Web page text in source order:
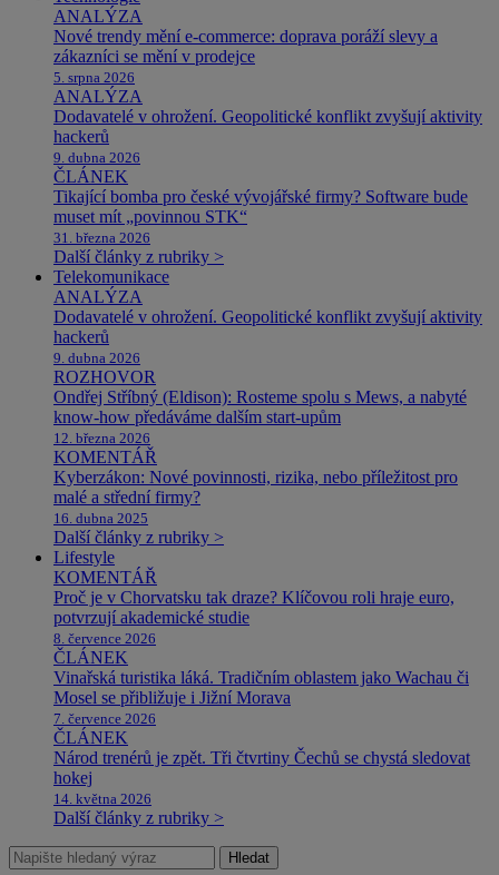
ANALÝZA
Nové trendy mění e-commerce: doprava poráží slevy a
zákazníci se mění v prodejce
5. srpna 2026
ANALÝZA
Dodavatelé v ohrožení. Geopolitické konflikt zvyšují aktivity
hackerů
9. dubna 2026
ČLÁNEK
Tikající bomba pro české vývojářské firmy? Software bude
muset mít „povinnou STK“
31. března 2026
Další články z rubriky >
Telekomunikace
ANALÝZA
Dodavatelé v ohrožení. Geopolitické konflikt zvyšují aktivity
hackerů
9. dubna 2026
ROZHOVOR
Ondřej Stříbný (Eldison): Rosteme spolu s Mews, a nabyté
know-how předáváme dalším start-upům
12. března 2026
KOMENTÁŘ
Kyberzákon: Nové povinnosti, rizika, nebo příležitost pro
malé a střední firmy?
16. dubna 2025
Další články z rubriky >
Lifestyle
KOMENTÁŘ
Proč je v Chorvatsku tak draze? Klíčovou roli hraje euro,
potvrzují akademické studie
8. července 2026
ČLÁNEK
Vinařská turistika láká. Tradičním oblastem jako Wachau či
Mosel se přibližuje i Jižní Morava
7. července 2026
ČLÁNEK
Národ trenérů je zpět. Tři čtvrtiny Čechů se chystá sledovat
hokej
14. května 2026
Další články z rubriky >
Hledat